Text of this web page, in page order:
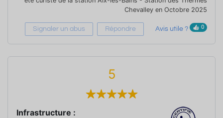
Chevalley en Octobre 2025
Signaler un abus Répondre Avis utile ? 0
5
Infrastructure :